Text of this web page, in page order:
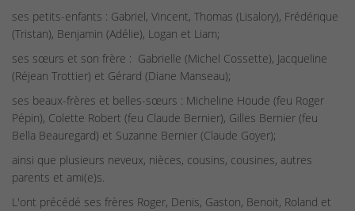
ses petits-enfants : Gabriel, Vincent, Thomas (Lisalory), Frédérique
(Tristan), Benjamin (Adélie), Logan et Liam;
ses sœurs et son frère : Gabrielle (Michel Cossette), Jacqueline
(Réjean Trottier) et Gérard (Diane Manseau);
ses beaux-frères et belles-sœurs : Micheline Houde (feu Roger
Pépin), Colette Robert (feu Claude Bernier), Gilles Bernier (feu
Bella Beauregard) et Suzanne Bernier (Claude Goyer);
ainsi que plusieurs neveux, nièces, cousins, cousines, autres
parents et ami(e)s.
L'ont précédé ses frères Roger, Denis, Gaston, Benoit, Roland et